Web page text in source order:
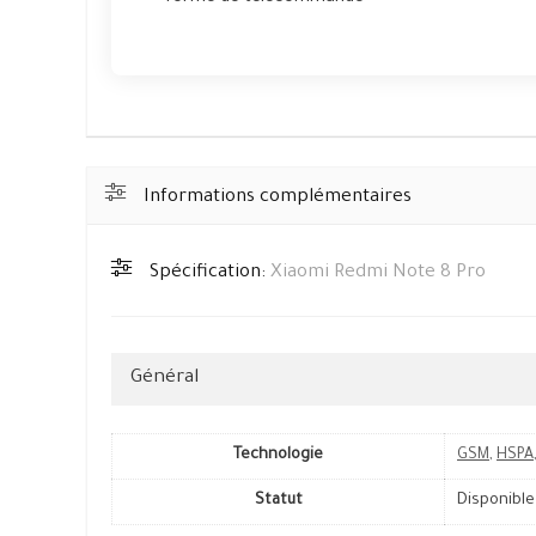
Informations complémentaires
Spécification: Xiaomi Redmi Note 8 Pro
Général
Technologie GSM, HSPA,
Statut Disponible